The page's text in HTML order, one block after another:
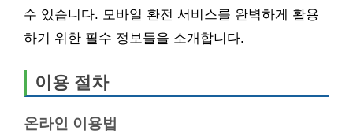
수 있습니다. 모바일 환전 서비스를 완벽하게 활용
하기 위한 필수 정보들을 소개합니다.
이용 절차
온라인 이용법